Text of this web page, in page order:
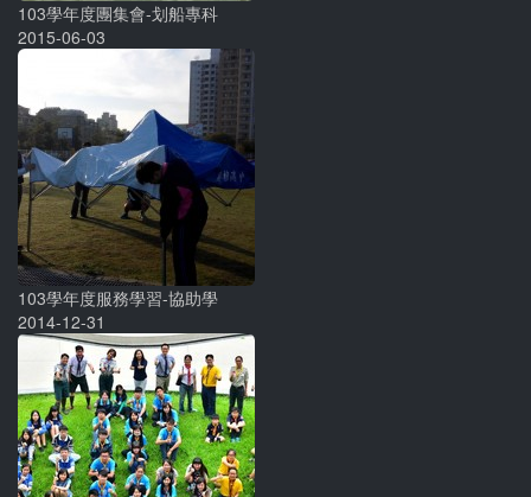
103學年度團集會-划船專科
2015-06-03
103學年度服務學習-協助學
2014-12-31